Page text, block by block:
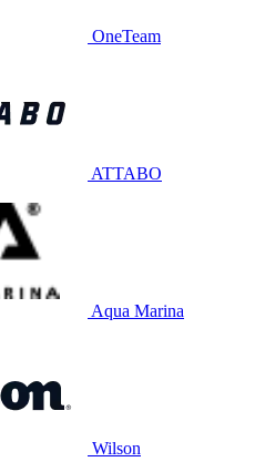
OneTeam
ATTABO
Aqua Marina
Wilson